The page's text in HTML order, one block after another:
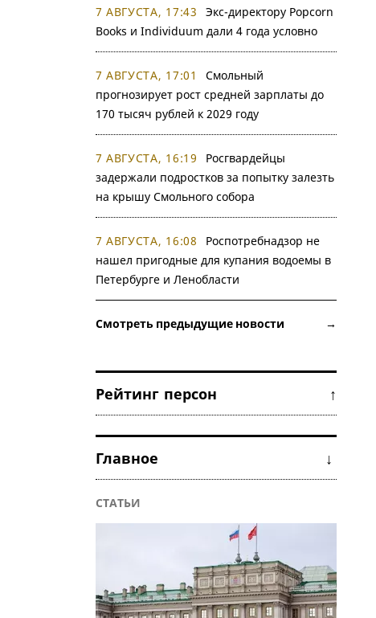
7 АВГУСТА, 17:43
Экс-директору Popcorn
Books и Individuum дали 4 года условно
7 АВГУСТА, 17:01
Смольный
прогнозирует рост средней зарплаты до
170 тысяч рублей к 2029 году
7 АВГУСТА, 16:19
Росгвардейцы
задержали подростков за попытку залезть
на крышу Смольного собора
7 АВГУСТА, 16:08
Роспотребнадзор не
нашел пригодные для купания водоемы в
Петербурге и Ленобласти
Смотреть предыдущие новости →
Рейтинг персон ↑
Главное ↓
СТАТЬИ